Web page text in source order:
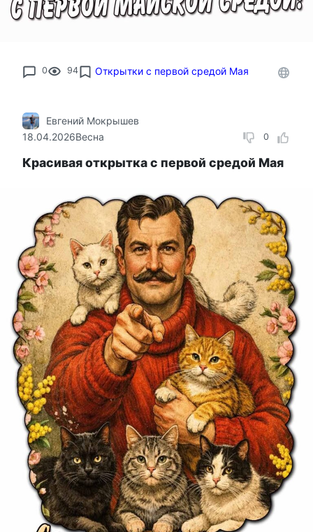
0 94 Открытки с первой средой Мая
0
Евгений Мокрышев
18.04.2026Весна
Красивая открытка с первой средой Мая